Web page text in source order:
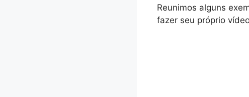
Reunimos alguns
fazer seu próprio